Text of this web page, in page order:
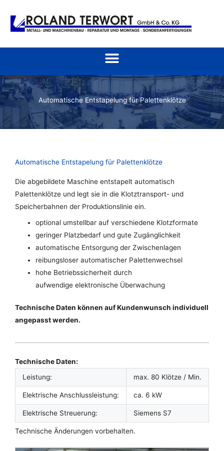
Inhalt
springen
Automatische Entstapelung für Palettenklötze
Automatische Entstapelung für Palettenklötze
Die abgebildete Maschine entstapelt automatisch
Palettenklötze und legt sie in die Klotztransport- und
Speicherbahnen der Produktionslinie ein.
optional umstellbar auf verschiedene Klotzformate
geringer Platzbedarf und gute Zugänglichkeit
automatische Entsorgung der Zwischenlagen
reibungsloser automatischer Palettenwechsel
hohe Betriebssicherheit durch
aufwendige elektronische Überwachung
Technische Daten können auf Kundenwunsch individuell
angepasst werden.
Technische Daten:
Leistung:
max. 80 Klötze / Min.
Elektrische Anschlussleistung: ca. 6 kW
Elektrische Streuerung: Siemens S7
Technische Änderungen vorbehalten.